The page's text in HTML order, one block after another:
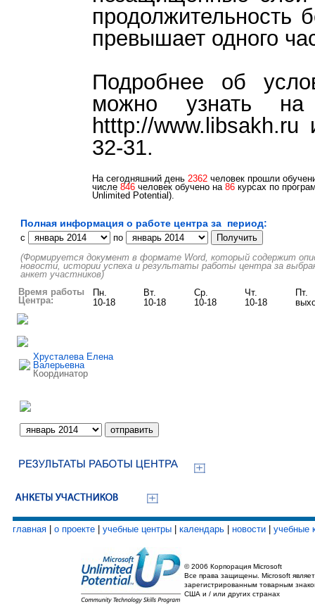
продолжительность
превышает одного
Подробнее об
можно узнать на
htttp://
32-31.
На сегодняшний день 2362 человек прошли
числе 846 человек обучено на 86 курсах по
Unlimited Potential).
Полная информация о работе центра за период:
c
по
(Формируется документ в формате Word, который содержит
новости, истории успеха и результаты работы центра за
анкет участников)
Время работы
Центра:
Пн. Вт. Ср. Чт.
Пт.
10-18
10-18 10-18 10-18
Хрусталева Елена
Валерьевна
Координатор
главная о проекте учебные центры календарь новости учебные
© 2006 Корпорация Microsoft
Все права защищены. Microsoft
зарегистрированным товарным
США и / или других странах